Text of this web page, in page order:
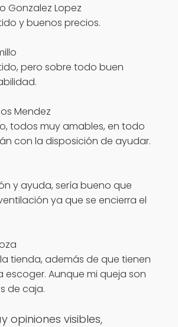
Gonzalez Lopez
y buenos precios.
pero sobre todo buen
Mendez
todos muy amables, en todo
con la disposición de ayudar.
y ayuda, sería bueno que
ya que se encierra el
tienda, además de que tienen
Aunque mi queja son
de caja.
opiniones visibles,